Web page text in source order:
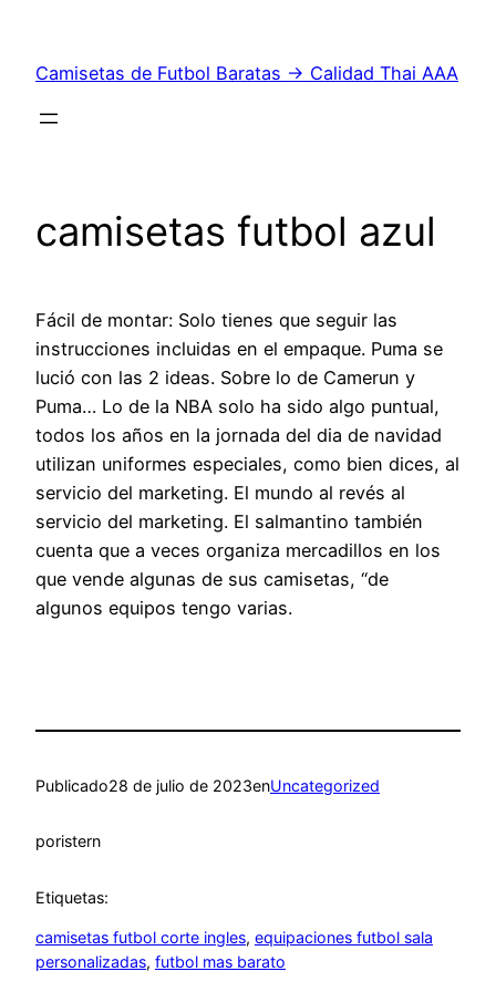
contenido
Camisetas de Futbol Baratas → Calidad Thai AAA
camisetas futbol azul
Fácil de montar: Solo tienes que seguir las
instrucciones incluidas en el empaque. Puma se
lució con las 2 ideas. Sobre lo de Camerun y
Puma… Lo de la NBA solo ha sido algo puntual,
todos los años en la jornada del dia de navidad
utilizan uniformes especiales, como bien dices, al
servicio del marketing. El mundo al revés al
servicio del marketing. El salmantino también
cuenta que a veces organiza mercadillos en los
que vende algunas de sus camisetas, “de
algunos equipos tengo varias.
Publicado28 de julio de 2023enUncategorized
poristern
Etiquetas:
camisetas futbol corte ingles, equipaciones futbol sala
personalizadas, futbol mas barato